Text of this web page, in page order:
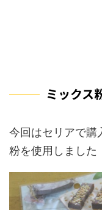
ミックス
今回はセリアで購
粉を使用しました